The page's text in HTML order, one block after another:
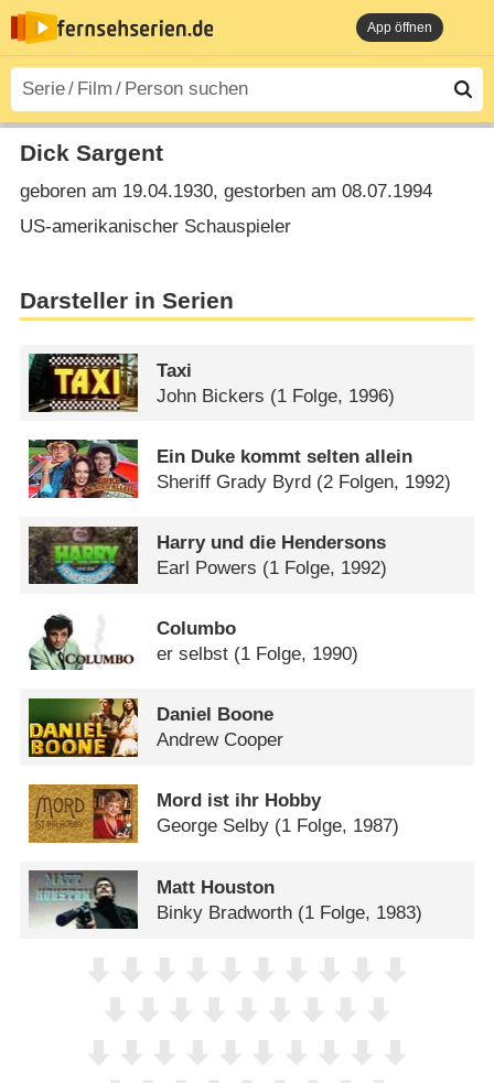
App öffnen
Dick Sargent
geboren am 19.04.1930, gestorben am 08.07.1994
US-amerikanischer Schauspieler
Darsteller in Serien
Taxi
John Bickers (1 Folge, 1996)
Ein Duke kommt selten allein
Sheriff Grady Byrd (2 Folgen, 1992)
Harry und die Hendersons
Earl Powers (1 Folge, 1992)
Columbo
er selbst (1 Folge, 1990)
Daniel Boone
Andrew Cooper
Mord ist ihr Hobby
George Selby (1 Folge, 1987)
Matt Houston
Binky Bradworth (1 Folge, 1983)